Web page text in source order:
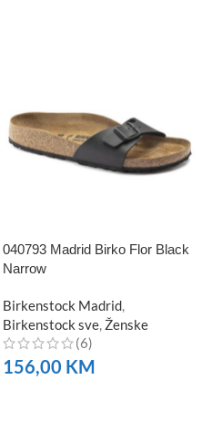
040793 Madrid Birko Flor Black
Narrow
Birkenstock Madrid,
Birkenstock sve, Ženske
(6)
156,00 KM